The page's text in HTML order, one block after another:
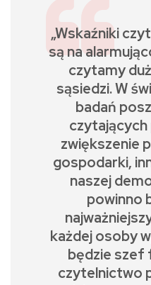
„Wskaźniki
są na
czytamy
sąsiedzi. W
badań
czytających
zwiększenie
gospodarki,
naszej
powinno
każdej osoby
będzie szef
czytelnictwo